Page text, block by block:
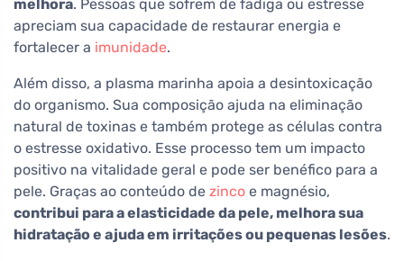
melhora. Pessoas que sofrem de fadiga ou estresse
apreciam sua capacidade de restaurar energia e
fortalecer a imunidade.
Além disso, a plasma marinha apoia a desintoxicação
do organismo. Sua composição ajuda na eliminação
natural de toxinas e também protege as células contra
o estresse oxidativo. Esse processo tem um impacto
positivo na vitalidade geral e pode ser benéfico para a
pele. Graças ao conteúdo de zinco e magnésio,
contribui para a elasticidade da pele, melhora sua
hidratação e ajuda em irritações ou pequenas lesões.